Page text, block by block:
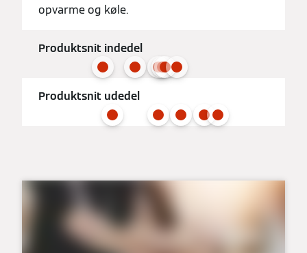
opvarme og køle.
Produktsnit indedel
Produktsnit udedel